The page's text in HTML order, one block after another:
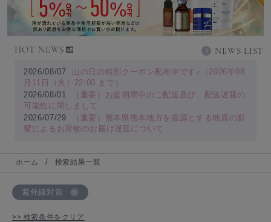
HOT NEWS NEWS LIST
2026/08/07
山の日の特別クーポン配布中です♪（2026年08
月11日（火）22:00 まで）
2026/08/01
［重要］お盆期間中のご配送及び、配送遅延の
可能性に関しまして
2026/07/29
［重要］熊本県熊本地方を震源とする地震の影
響によるお荷物のお届け遅延について
ホーム 検索結果一覧
紫外線対策
>> 検索条件をクリア